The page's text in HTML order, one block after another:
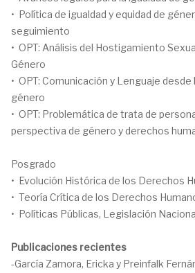
• Política de igualdad y equidad de
seguimiento
• OPT: Análisis del Hostigamiento
Género
• OPT: Comunicación y Lenguaje
género
• OPT: Problemática de trata de
perspectiva de género y derechos
Posgrado
• Evolución Histórica de los Derechos
• Teoría Crítica de los Derechos
• Políticas Públicas, Legislación
Publicaciones recientes
-García Zamora, Ericka y Preinfalk